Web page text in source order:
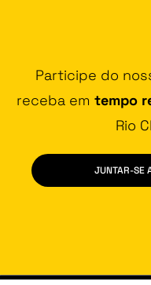
Participe do
receba em tempo
Rio
JUNTAR-SE